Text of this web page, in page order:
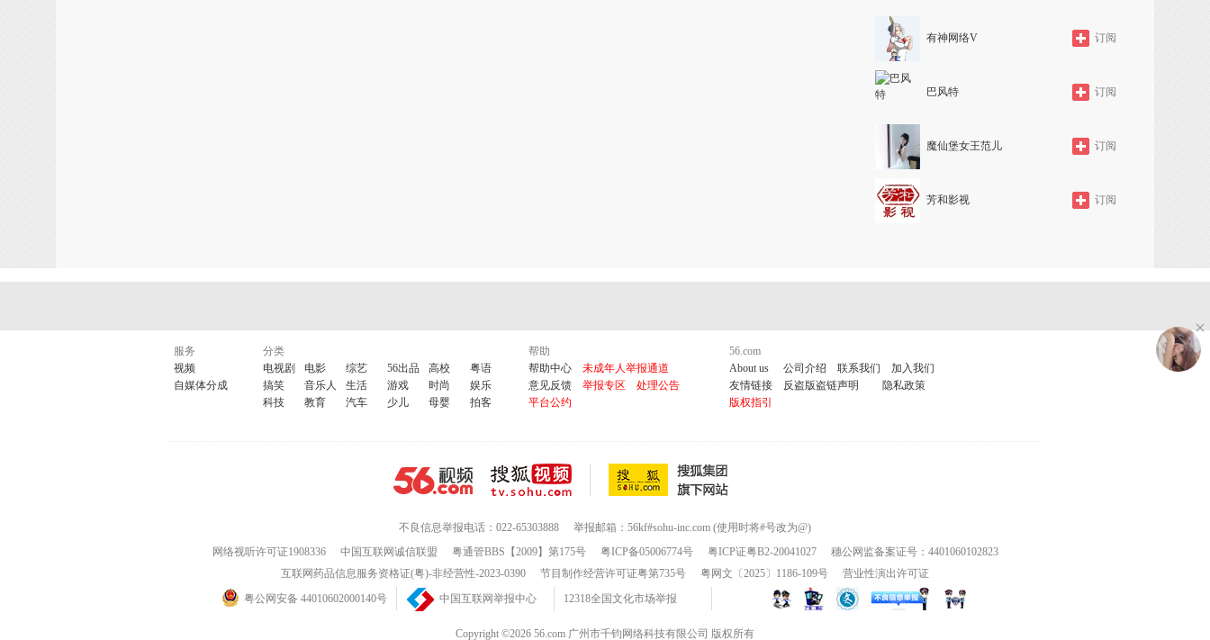
有神网络V 订阅
巴风特 订阅
魔仙堡女王范儿 订阅
芳和影视 订阅
服务
视频
自媒体分成
分类
电视剧
电影 综艺 56出品 高校
粤语
搞笑
音乐人 生活 游戏 时尚
娱乐
科技
教育 汽车 少儿 母婴 拍客
帮助
帮助中心
未成年人举报通道
意见反馈
举报专区
处理公告
平台公约
56.com
About us
公司介绍 联系我们
加入我们
友情链接
反盗版盗链声明
隐私政策
版权指引
不良信息举报电话：022-65303888
举报邮箱：56kf#sohu-inc.com (使用时将#号改为@)
网络视听许可证1908336
中国互联网诚信联盟 粤通管BBS【2009】第175号 粤ICP备05006774号 粤ICP证粤B2-20041027
穗公网监备案证号：4401060102823
互联网药品信息服务资格证(粤)-非经营性-2023-0390
节目制作经营许可证粤第735号 粤网文〔2025〕1186-109号
营业性演出许可证
粤公网安备 44010602000140号
中国互联网举报中心 12318全国文化市场举报
Copyright ©2026 56.com 广州市千钧网络科技有限公司 版权所有